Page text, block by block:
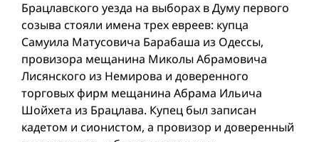
Брацлавского уезда на выборах в Думу первого
созыва стояли имена трех евреев: купца
Самуила Матусовича Барабаша из Одессы,
провизора мещанина Миколы Абрамовича
Лисянского из Немирова и доверенного
торговых фирм мещанина Абрама Ильича
Шойхета из Брацлава. Купец был записан
кадетом и сионистом, а провизор и доверенный